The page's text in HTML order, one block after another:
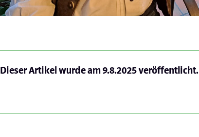
Dieser Artikel wurde am9.8.2025veröffentlicht.